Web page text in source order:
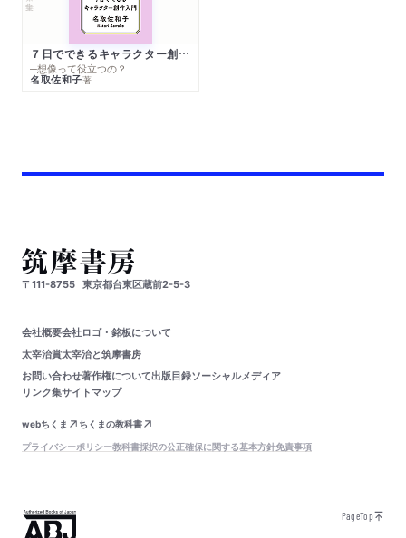
７日でできるキャラクター創作入門
─想像って役立つの？
名取佐和子著
〒111-8755 東京都台東区蔵前2-5-3
会社概要会社ロゴ・銘板について
太宰治賞太宰治と筑摩書房
お問い合わせ著作権について出版目録ソーシャルメディア
リンク集サイトマップ
webちくま
ちくまの教科書
プライバシーポリシー教科書採択の公正確保に関する基本方針免責事項
PageTop